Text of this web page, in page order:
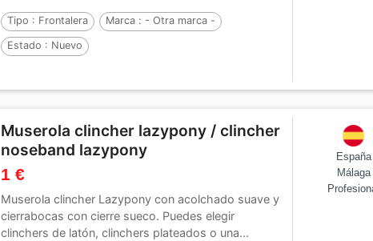
Tipo : Frontalera Marca : - Otra marca -
Estado : Nuevo
Muserola clincher lazypony / clincher
noseband lazypony
1 €
Muserola clincher Lazypony con acolchado suave y
cierrabocas con cierre sueco. Puedes elegir
clinchers de latón, clinchers plateados o una...
España
Málaga